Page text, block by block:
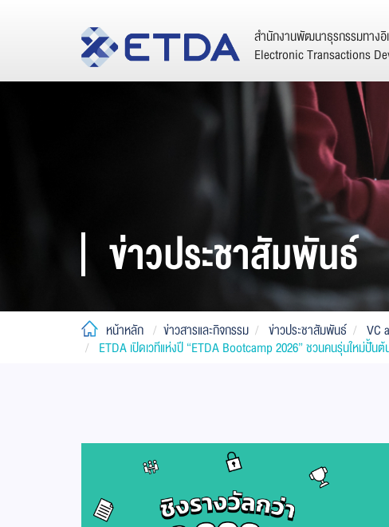
สำนักงานพัฒนาธุรกรรมทางอิ
Electronic Transactions
ข่าวประชาสัมพันธ์
หน้าหลัก ข่าวสารและกิจกรรม ข่าวประชาสัมพันธ์
VC
ETDA เปิดเวทีแห่งปี “ETDA Bootcamp 2026” ชวนคนรุ่นใหม่ปั้